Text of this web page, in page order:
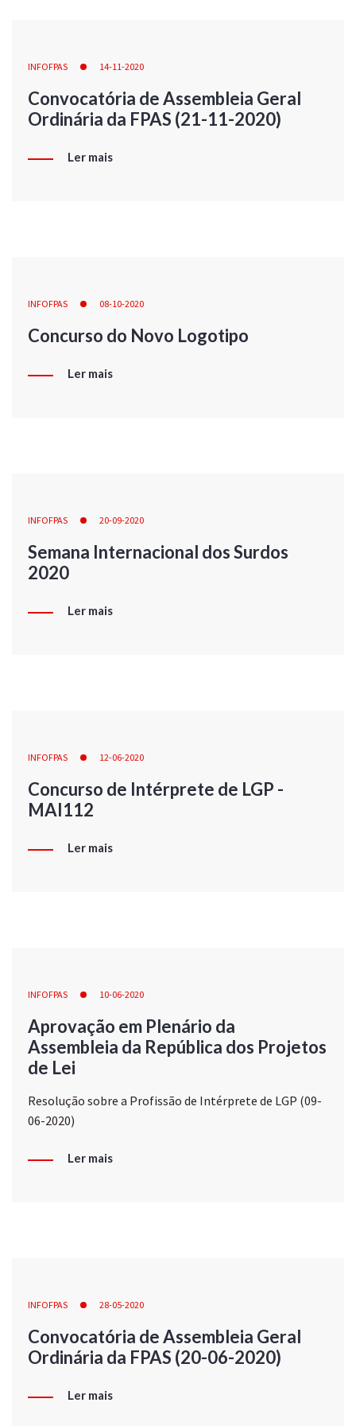
INFOFPAS 14-11-2020
Convocatória de Assembleia Geral
Ordinária da FPAS (21-11-2020)
Ler mais
INFOFPAS 08-10-2020
Concurso do Novo Logotipo
Ler mais
INFOFPAS 20-09-2020
Semana Internacional dos Surdos
2020
Ler mais
INFOFPAS 12-06-2020
Concurso de Intérprete de LGP -
MAI112
Ler mais
INFOFPAS 10-06-2020
Aprovação em Plenário da
Assembleia da República dos Projetos
de Lei
Resolução sobre a Profissão de Intérprete de LGP (09-
06-2020)
Ler mais
INFOFPAS 28-05-2020
Convocatória de Assembleia Geral
Ordinária da FPAS (20-06-2020)
Ler mais